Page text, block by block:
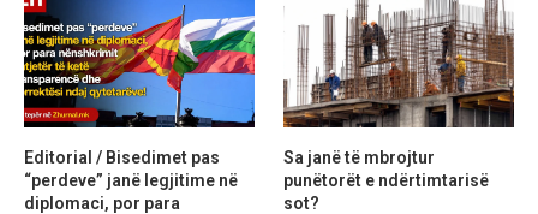
Editorial / Bisedimet pas
“perdeve” janë legjitime në
diplomaci, por para
Sa janë të mbrojtur
punëtorët e ndërtimtarisë
sot?